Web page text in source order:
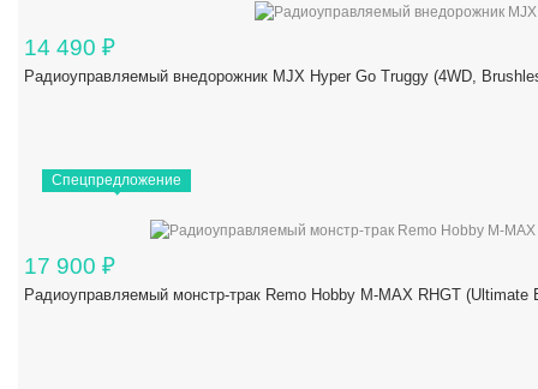
14 490 ₽
Радиоуправляемый внедорожник MJX Hyper Go Truggy (4WD,
Спецпредложение
17 900 ₽
Радиоуправляемый монстр-трак Remo Hobby M-MAX RHGT